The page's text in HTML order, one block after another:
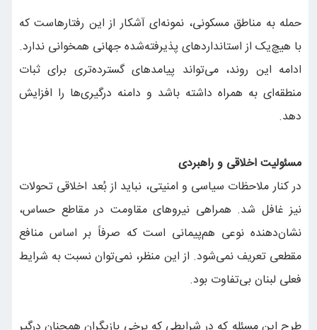
حمله به مناطق مسکونی، نمونه‌ای آشکار از این رفتارهاست که
با هیچ‌یک از استانداردهای پذیرفته‌شده جهانی همخوانی ندارد.
ادامه این روند، می‌تواند پیامدهای گسترده‌تری برای ثبات
منطقه‌ای به همراه داشته باشد و دامنه درگیری‌ها را افزایش
دهد.
مسئولیت اخلاقی و راهبردی
در کنار ملاحظات سیاسی و امنیتی، نباید از بُعد اخلاقی تحولات
نیز غافل شد. همراهی نیروهای مقاومت در مقاطع حساس،
نشان‌دهنده نوعی هم‌پیمانی است که صرفاً بر اساس منافع
مقطعی تعریف نمی‌شود. از این منظر، نمی‌توان نسبت به شرایط
فعلی لبنان بی‌تفاوت بود.